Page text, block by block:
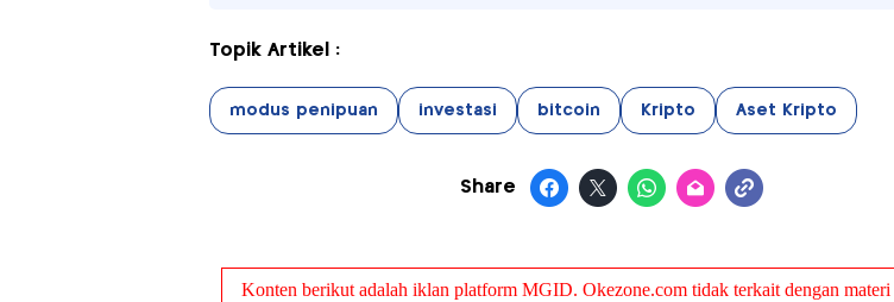
Topik Artikel :
modus penipuan investasi bitcoin Kripto Aset Kripto
Share